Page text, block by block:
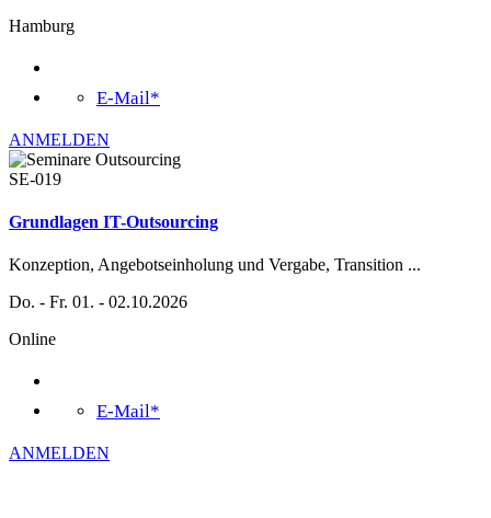
Hamburg
E-Mail*
ANMELDEN
SE-019
Grundlagen IT-Outsourcing
Konzeption, Angebotseinholung und Vergabe, Transition ...
Do. - Fr. 01. - 02.10.2026
Online
E-Mail*
ANMELDEN